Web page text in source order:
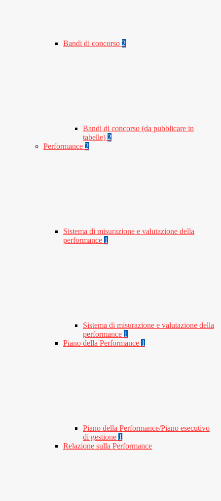
Bandi di concorso 2
Bandi di concorso (da pubblicare in
tabelle) 2
Performance 2
Sistema di misurazione e valutazione della
performance 1
Sistema di misurazione e valutazione della
performance 1
Piano della Performance 1
Piano della Performance/Piano esecutivo
di gestione 1
Relazione sulla Performance